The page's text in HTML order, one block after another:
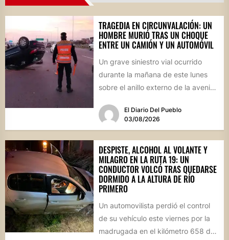
TRAGEDIA EN CIRCUNVALACIÓN: UN
HOMBRE MURIÓ TRAS UN CHOQUE
ENTRE UN CAMIÓN Y UN AUTOMÓVIL
Un grave siniestro vial ocurrido
durante la mañana de este lunes
sobre el anillo externo de la avenida
El Diario Del Pueblo
03/08/2026
DESPISTE, ALCOHOL AL VOLANTE Y
MILAGRO EN LA RUTA 19: UN
CONDUCTOR VOLCÓ TRAS QUEDARSE
DORMIDO A LA ALTURA DE RÍO
PRIMERO
Un automovilista perdió el control
de su vehículo este viernes por la
madrugada en el kilómetro 658 de